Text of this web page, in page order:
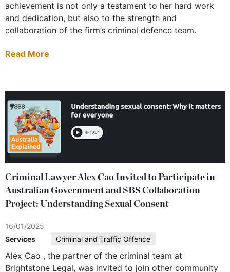
achievement is not only a testament to her hard work
and dedication, but also to the strength and
collaboration of the firm’s criminal defence team.
Read More
Criminal Lawyer Alex Cao Invited to Participate in
Australian Government and SBS Collaboration
Project: Understanding Sexual Consent
16/01/2025
Services
Criminal and Traffic Offence
Alex Cao , the partner of the criminal team at
Brightstone Legal, was invited to join other community